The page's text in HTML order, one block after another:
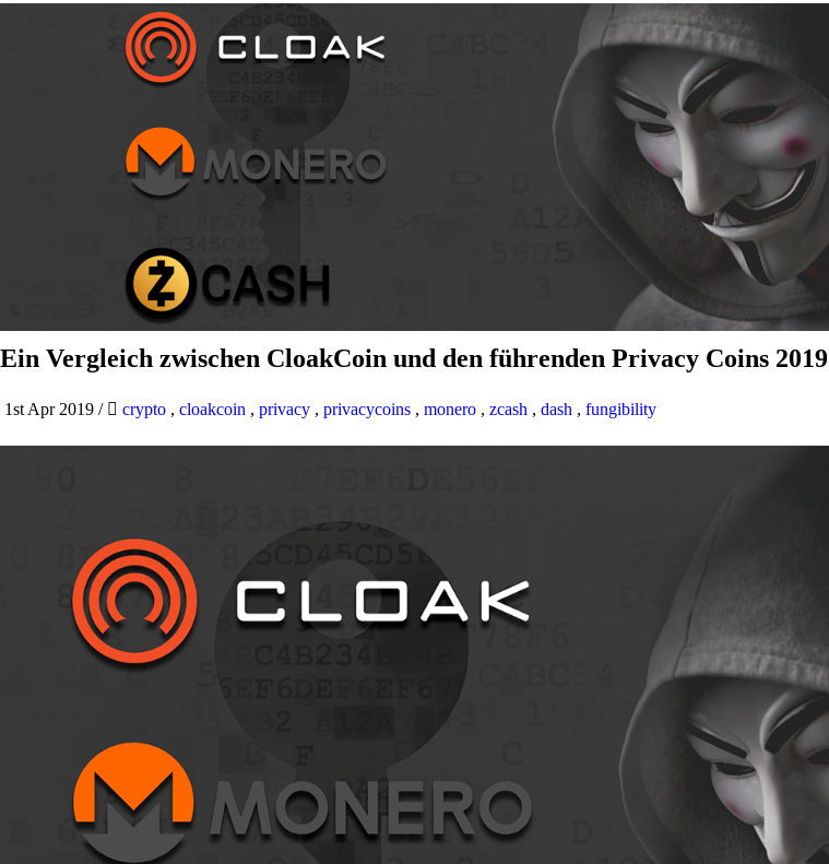
Ein Vergleich zwischen CloakCoin und den führenden Privacy Coins 2019
1st Apr 2019 / crypto , cloakcoin , privacy , privacycoins , monero , zcash , dash , fungibility